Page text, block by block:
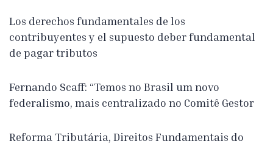
Los derechos fundamentales de los
contribuyentes y el supuesto deber fundamental
de pagar tributos
Fernando Scaff: “Temos no Brasil um novo
federalismo, mais centralizado no Comitê Gestor
Reforma Tributária, Direitos Fundamentais do